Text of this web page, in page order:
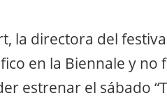
la directora del
en la Biennale y no
estrenar el sábado